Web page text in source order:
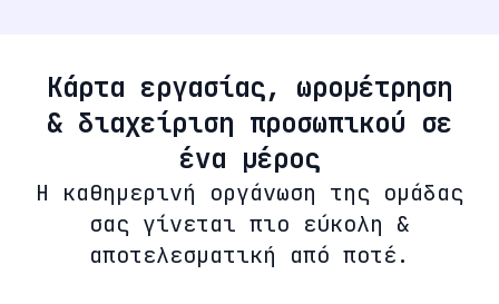
Κάρτα εργασίας, ωρομέτρηση
& διαχείριση προσωπικού σε
ένα μέρος
Η καθημερινή οργάνωση της ομάδας
σας γίνεται πιο εύκολη &
αποτελεσματική από ποτέ.